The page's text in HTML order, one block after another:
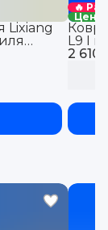
Lixiang
🔥
Цена
2 610
L9 I